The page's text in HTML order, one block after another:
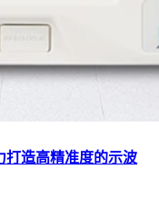
打造高精准度的示波